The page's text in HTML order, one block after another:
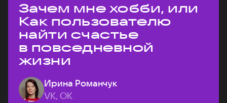
Зачем мне хобби, или
Как пользователю
найти счастье
в повседневной
жизни
Ирина Романчук
VK, ОК